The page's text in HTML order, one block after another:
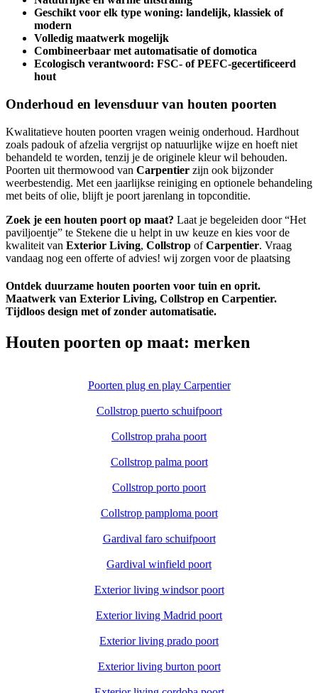
Geschikt voor elk type woning: landelijk, klassiek of
modern
Volledig maatwerk mogelijk
Combineerbaar met automatisatie of domotica
Ecologisch verantwoord: FSC- of PEFC-gecertificeerd
hout
Onderhoud en levensduur van houten poorten
Kwalitatieve houten poorten vragen weinig onderhoud. Hardhout
zoals padouk of afzelia vergrijst op natuurlijke wijze en hoeft niet
behandeld te worden, tenzij je de originele kleur wil behouden.
Poorten uit thermowood van Carpentier zijn ook bijzonder
weerbestendig. Met een jaarlijkse reiniging en optionele behandeling
met beits of olie, blijft je poort jarenlang in topconditie.
Zoek je een houten poort op maat? Laat je begeleiden door “Het
paviljoentje” te Stekene die u helpt in uw keuze en kies voor de
kwaliteit van Exterior Living, Collstrop ofCarpentier. Vraag
vandaag nog een offerte of advies! wij zorgen voor de plaatsing
Ontdek duurzame houten poorten voor tuin en oprit.
Maatwerk van Exterior Living, Collstrop en Carpentier.
Tijdloos design met of zonder automatisatie.
Houten poorten op maat: merken
Poorten plug en play Carpentier
Collstrop puerto schuifpoort
Collstrop praha poort
Collstrop palma poort
Collstrop porto poort
Collstrop pamploma poort
Gardival faro schuifpoort
Gardival winfield poort
Exterior living windsor poort
Exterior living Madrid poort
Exterior living prado poort
Exterior living burton poort